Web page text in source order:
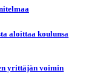
aloittaa koulunsa
yrittäjän voimin